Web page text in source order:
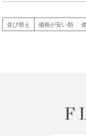
並び替え 価格が安い順